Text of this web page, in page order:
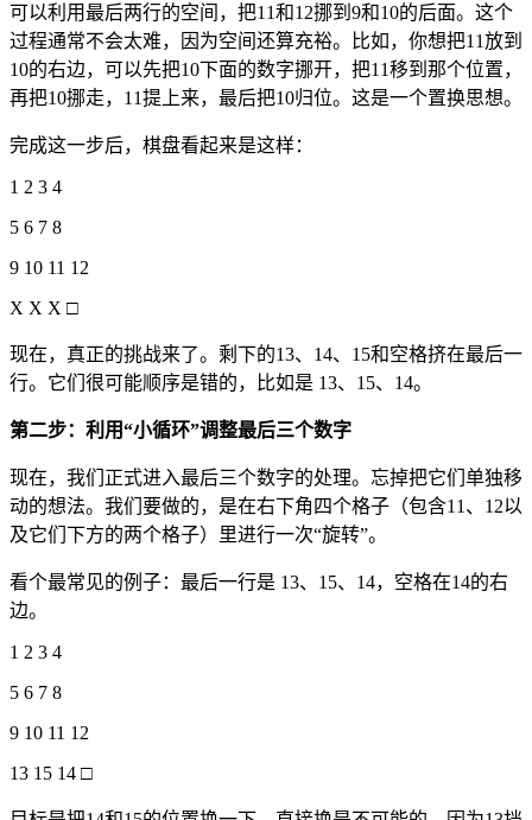
可以利用最后两行的空间，把11和12挪到9和10的后面。这个
过程通常不会太难，因为空间还算充裕。比如，你想把11放到
10的右边，可以先把10下面的数字挪开，把11移到那个位置，
再把10挪走，11提上来，最后把10归位。这是一个置换思想。
完成这一步后，棋盘看起来是这样：
1 2 3 4
5 6 7 8
9 10 11 12
X X X □
现在，真正的挑战来了。剩下的13、14、15和空格挤在最后一
行。它们很可能顺序是错的，比如是 13、15、14。
第二步：利用“小循环”调整最后三个数字
现在，我们正式进入最后三个数字的处理。忘掉把它们单独移
动的想法。我们要做的，是在右下角四个格子（包含11、12以
及它们下方的两个格子）里进行一次“旋转”。
看个最常见的例子：最后一行是 13、15、14，空格在14的右
边。
1 2 3 4
5 6 7 8
9 10 11 12
13 15 14 □